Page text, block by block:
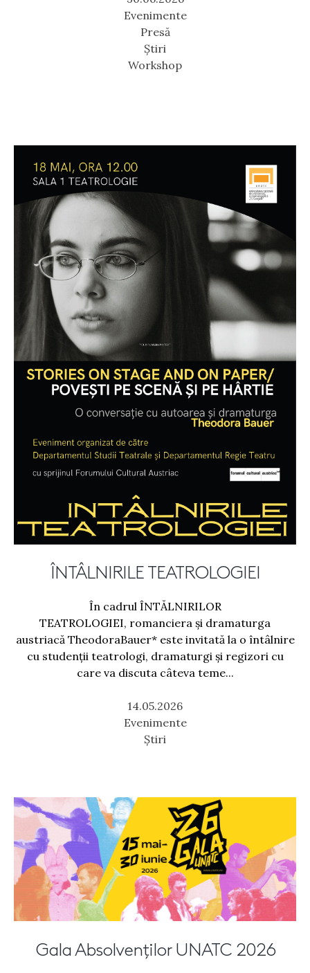
Evenimente
Presă
Știri
Workshop
ÎNTÂLNIRILE TEATROLOGIEI
În cadrul ÎNTĂLNIRILOR
TEATROLOGIEI, romanciera și dramaturga
austriacă TheodoraBauer* este invitată la o întâlnire
cu studenții teatrologi, dramaturgi și regizori cu
care va discuta câteva teme...
14.05.2026
Evenimente
Știri
Gala Absolvenților UNATC 2026